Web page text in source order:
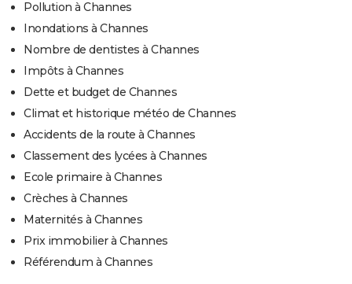
Pollution à Channes
Inondations à Channes
Nombre de dentistes à Channes
Impôts à Channes
Dette et budget de Channes
Climat et historique météo de Channes
Accidents de la route à Channes
Classement des lycées à Channes
Ecole primaire à Channes
Crèches à Channes
Maternités à Channes
Prix immobilier à Channes
Référendum à Channes